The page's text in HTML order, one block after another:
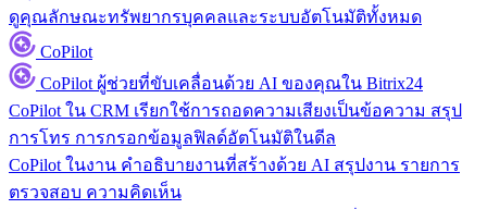
ดูคุณลักษณะทรัพยากรบุคคลและระบบอัตโนมัติทั้งหมด
CoPilot
CoPilot ผู้ช่วยที่ขับเคลื่อนด้วย AI ของคุณใน Bitrix24
CoPilot ใน CRM เรียกใช้การถอดความเสียงเป็นข้อความ สรุป
การโทร การกรอกข้อมูลฟิลด์อัตโนมัติในดีล
CoPilot ในงาน คำอธิบายงานที่สร้างด้วย AI สรุปงาน รายการ
ตรวจสอบ ความคิดเห็น